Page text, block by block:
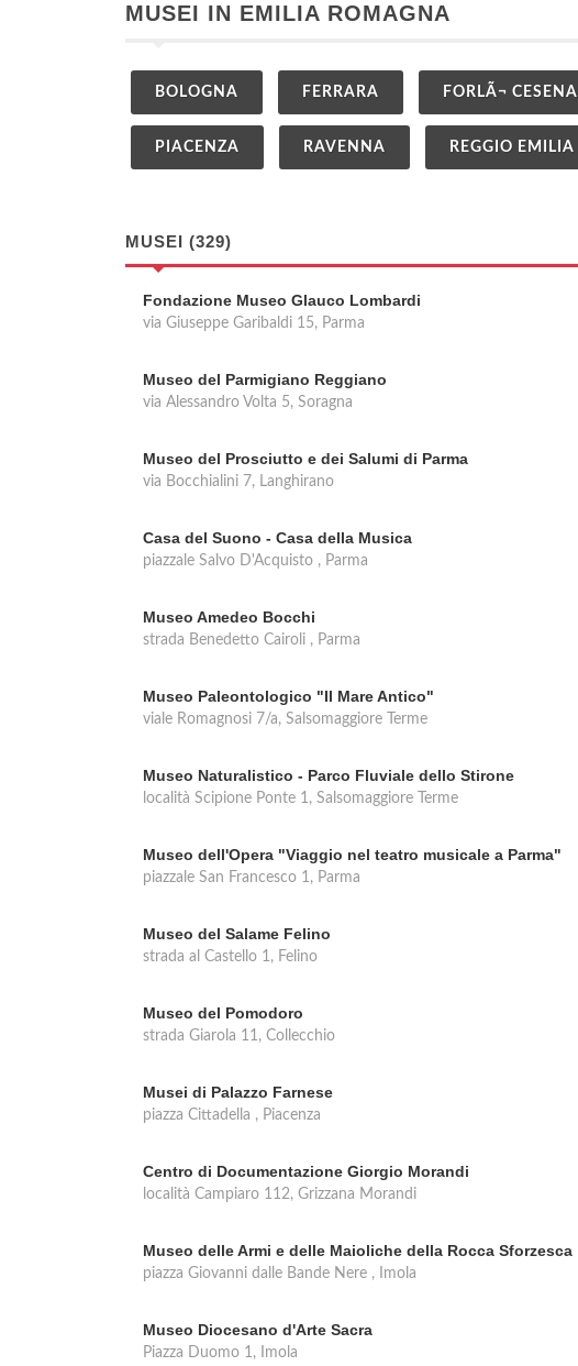
MUSEI IN EMILIA ROMAGNA
BOLOGNA FERRARA FORLÃ¬ CESENA
PIACENZA RAVENNA REGGIO EMILIA
MUSEI (329)
Fondazione Museo Glauco Lombardi
via Giuseppe Garibaldi 15, Parma
Museo del Parmigiano Reggiano
via Alessandro Volta 5, Soragna
Museo del Prosciutto e dei Salumi di Parma
via Bocchialini 7, Langhirano
Casa del Suono - Casa della Musica
piazzale Salvo D'Acquisto , Parma
Museo Amedeo Bocchi
strada Benedetto Cairoli , Parma
Museo Paleontologico "Il Mare Antico"
viale Romagnosi 7/a, Salsomaggiore Terme
Museo Naturalistico - Parco Fluviale dello Stirone
località Scipione Ponte 1, Salsomaggiore Terme
Museo dell'Opera "Viaggio nel teatro musicale a Parma"
piazzale San Francesco 1, Parma
Museo del Salame Felino
strada al Castello 1, Felino
Museo del Pomodoro
strada Giarola 11, Collecchio
Musei di Palazzo Farnese
piazza Cittadella , Piacenza
Centro di Documentazione Giorgio Morandi
località Campiaro 112, Grizzana Morandi
Museo delle Armi e delle Maioliche della Rocca Sforzesca
piazza Giovanni dalle Bande Nere , Imola
Museo Diocesano d'Arte Sacra
Piazza Duomo 1, Imola